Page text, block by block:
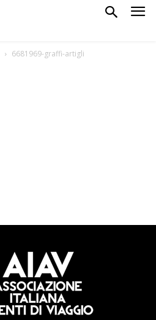
6681969-graffi-artigli